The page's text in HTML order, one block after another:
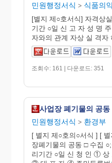
민원행정서식 > 식품의
[별지 제○호서식] 자격상
기간 ○일 신 고 자 성 명
자와의 관계 자상 실 격자
조회수: 161 | 다운로드: 351
사업장 폐기물의 공동
민원행정서식 > 환경부
[ 별지 제○호의○서식 ] [
장폐기물의 공동 □ 수집 ○;
리기간 ○일 신 청 인 ①